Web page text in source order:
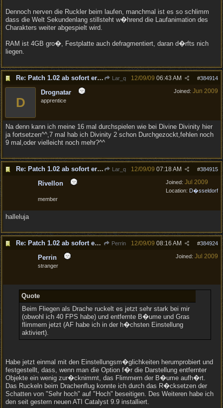
Dennoch nerven die Ruckler beim laufen, manchmal ist es so schlimm
dass die Welt Sekundenlang stillsteht w�hrend die Laufanimation des
Charakters weiter abgespielt wird.
RAM ist 4GB gro�, Festplatte auch defragmentiert, daran d�rfts nich
liegen.
Re: Patch 1.02 ab sofort erh�ltlich! Lar_q #384914
12/09/09 06:43 AM
Joined: Jun 2009
D
Drognatar
apprentice
Na denn kann ich meine 16 mal durchspielen wie bei Divine Divinity hier
ja fortsetzen^^,7 mal hab ich Divinity 2 schon Durchgezockt,fehlen noch
9 mal,oder vielleicht noch mehr?^^
Re: Patch 1.02 ab sofort erh�ltlich! Lar_q #384915
12/09/09 07:18 AM
Joined: Jul 2009
Location: D�sseldorf
Rivellon
member
halleluja
Re: Patch 1.02 ab sofort erh�ltlich! Perrin #384924
12/09/09 08:16 AM
Joined: Jul 2009
Perrin
stranger
Quote
Beim Fliegen als Drache ruckelt es jetzt sehr stark bei mir
(obwohl ich 40 FPS habe) und entfernte B�ume und Gras
flimmern jetzt (AF habe ich in der h�chsten Einstellung
aktiviert).
Habe jetzt einmal mit den Einstellungsm�glichkeiten herumprobiert und
festgestellt, dass, wenn man die Option f�r die Darstellung entfernter
Objekte ein wenig zur�cknimmt, das Flimmern der B�ume aufh�rt.
Das Ruckeln beim Drachenflug konnte ich durch das R�cksetzen der
Schatten von "Sehr hoch" auf "Hoch" beseitigen. Des Weiteren habe ich
den seit gestern neuen ATI Catalyst 9.9 installiert.